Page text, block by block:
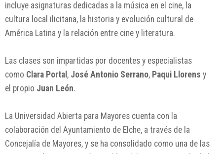
incluye asignaturas dedicadas a la música en el cine, la
cultura local ilicitana, la historia y evolución cultural de
América Latina y la relación entre cine y literatura.
Las clases son impartidas por docentes y especialistas
como Clara Portal , José Antonio Serrano, Paqui Llorens y
el propio Juan León.
La Universidad Abierta para Mayores cuenta con la
colaboración del Ayuntamiento de Elche, a través de la
Concejalía de Mayores, y se ha consolidado como una de las